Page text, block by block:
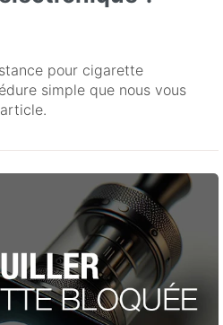
pour cigarette
simple que nous vous